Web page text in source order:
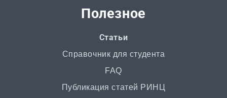
Полезное
Статьи
Справочник для студента
FAQ
Публикация статей РИНЦ